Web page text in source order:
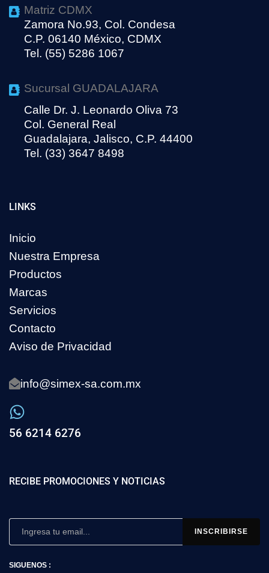
Matriz CDMX
Zamora No.93, Col. Condesa
C.P. 06140 México, CDMX
Tel. (55) 5286 1067
Sucursal GUADALAJARA
Calle Dr. J. Leonardo Oliva 73
Col. General Real
Guadalajara, Jalisco, C.P. 44400
Tel. (33) 3647 8498
LINKS
Inicio
Nuestra Empresa
Productos
Marcas
Servicios
Contacto
Aviso de Privacidad
info@simex-sa.com.mx
56 6214 6276
RECIBE PROMOCIONES Y NOTICIAS
SIGUENOS :